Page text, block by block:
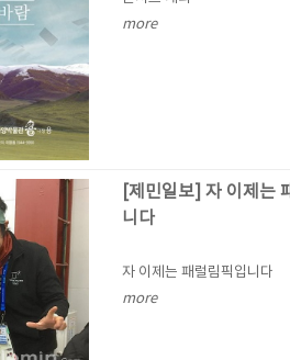
more
[제민일보] 자 이제는
니다
자 이제는 패럴림픽입니다
more